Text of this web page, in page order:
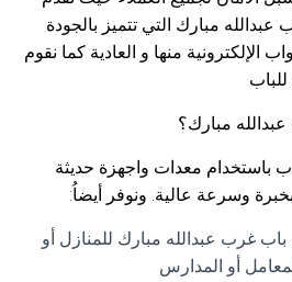
مبارك التي تتميز بالجودة
الإلكترونية منها و العادية كما نقوم
مبارك؟
باستخدام معدات واجهزة حديثة
وسرعة عالية. ونوفر أيضاُ:
غرب عبدالله مبارك للمنازل أو
أو المدارس